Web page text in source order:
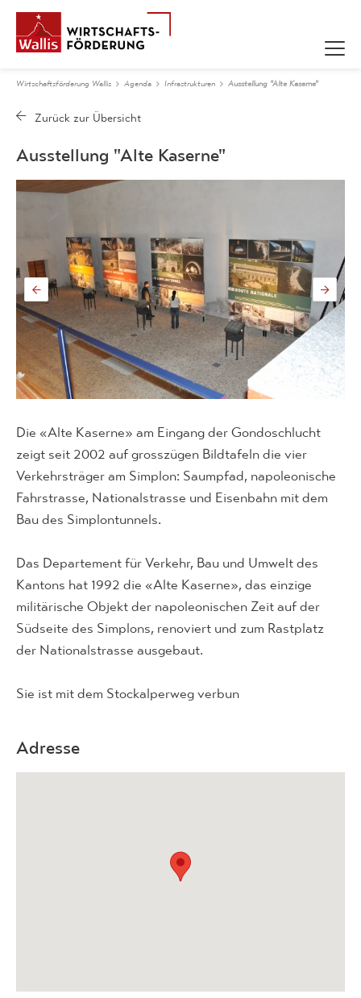
Wirtschaftsförderung Wallis Agenda Infrastrukturen Ausstellung "Alte Kaserne"
Ausstellung "Alte Kaserne"
Die «Alte Kaserne» am Eingang der Gondoschlucht
zeigt seit 2002 auf grosszügen Bildtafeln die vier
Verkehrsträger am Simplon: Saumpfad, napoleonische
Fahrstrasse, Nationalstrasse und Eisenbahn mit dem
Bau des Simplontunnels.
Das Departement für Verkehr, Bau und Umwelt des
Kantons hat 1992 die «Alte Kaserne», das einzige
militärische Objekt der napoleonischen Zeit auf der
Südseite des Simplons, renoviert und zum Rastplatz
der Nationalstrasse ausgebaut.
Sie ist mit dem Stockalperweg verbun
Adresse